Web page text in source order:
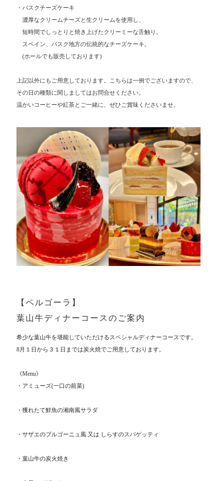
・バスクチーズケーキ
濃厚なクリームチーズと生クリームを使用し、
短時間でしっとりと焼き上げたクリーミーな舌触り。
スペイン、バスク地方の伝統的なチーズケーキ。
(ホールでも販売しております)
上記以外にもご用意しております。
こちらは一例でございますので、
その日の種類に関しましてはお問合せください。
温かいコーヒーや紅茶とご一緒に、ぜひご賞味くださいませ。
【ペルゴーラ】
葉山牛ディナーコースのご案内
希少な葉山牛を堪能していただけるスペシャルディナーコースです。
8月１日から３１日までは炭火焼でご用意しております。
《Menu》
・アミューズ(一口の前菜)
・獲れたて鮮魚の湘南風サラダ
・サザエのブルゴーニュ風 又は しらすのスパゲッティ
・葉山牛の炭火焼き